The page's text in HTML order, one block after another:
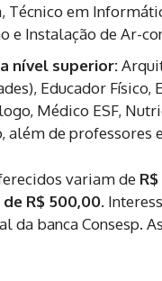
Técnico em
e Instalação de Ar-
nível superior:
Educador
Médico ESF,
além de professores
variam de
R$ 500,00.
da banca Consesp.